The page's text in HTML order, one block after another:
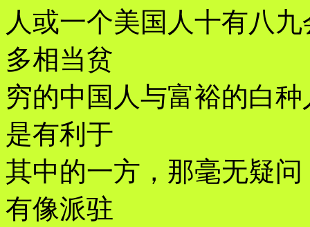
人或一个美国人十有八
多相当贫
穷的中国人与富裕的白
是有利于
其中的一方，那毫无疑
有像派驻